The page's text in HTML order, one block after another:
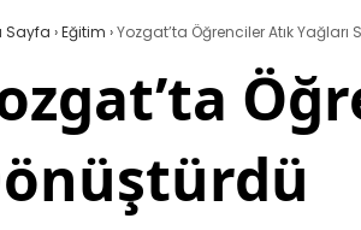
Sayfa ›Eğitim ›Yozgat’ta Öğrenciler Atık